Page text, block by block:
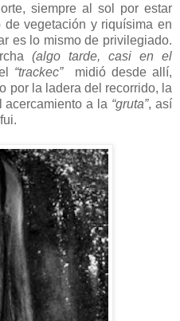
siempre al sol por estar
vegetación y riquísima en
es lo mismo de privilegiado.
(algo tarde, casi en el
“trackec”midió desde allí,
por la ladera del recorrido, la
a la “gruta”, así